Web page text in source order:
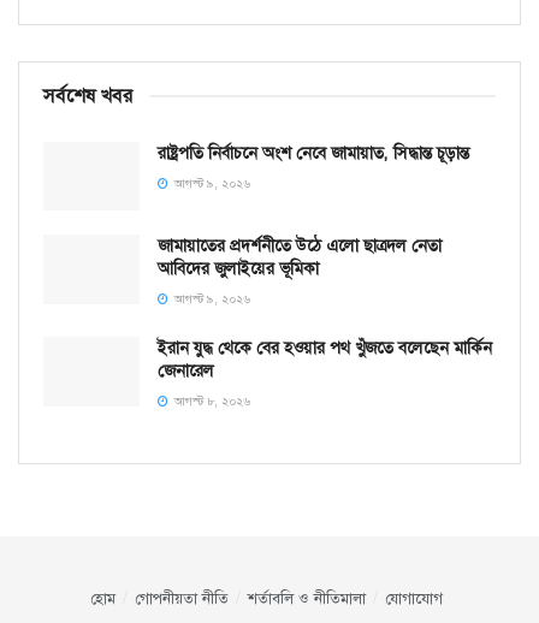
সর্বশেষ খবর
রাষ্ট্রপতি নির্বাচনে অংশ নেবে জামায়াত, সিদ্ধান্ত চূড়ান্ত
আগস্ট ৯, ২০২৬
জামায়াতের প্রদর্শনীতে উঠে এলো ছাত্রদল নেতা
আবিদের জুলাইয়ের ভূমিকা
আগস্ট ৯, ২০২৬
ইরান যুদ্ধ থেকে বের হওয়ার পথ খুঁজতে বলেছেন মার্কিন
জেনারেল
আগস্ট ৮, ২০২৬
হোম গোপনীয়তা নীতি শর্তাবলি ও নীতিমালা যোগাযোগ